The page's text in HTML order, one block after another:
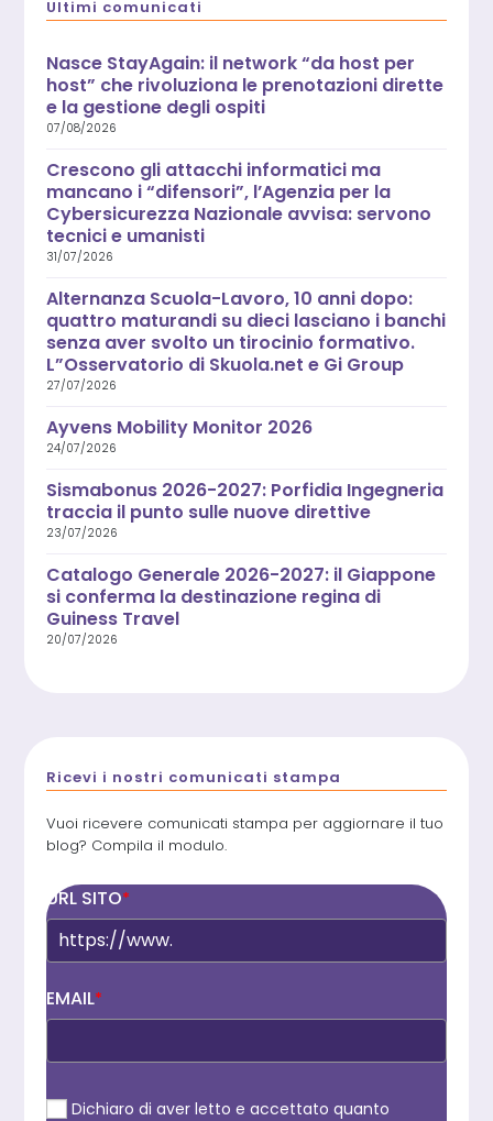
Ultimi comunicati
Nasce StayAgain: il network “da host per
host” che rivoluziona le prenotazioni dirette
e la gestione degli ospiti
07/08/2026
Crescono gli attacchi informatici ma
mancano i “difensori”, l’Agenzia per la
Cybersicurezza Nazionale avvisa: servono
tecnici e umanisti
31/07/2026
Alternanza Scuola-Lavoro, 10 anni dopo:
quattro maturandi su dieci lasciano i banchi
senza aver svolto un tirocinio formativo.
L”Osservatorio di Skuola.net e Gi Group
27/07/2026
Ayvens Mobility Monitor 2026
24/07/2026
Sismabonus 2026-2027: Porfidia Ingegneria
traccia il punto sulle nuove direttive
23/07/2026
Catalogo Generale 2026-2027: il Giappone
si conferma la destinazione regina di
Guiness Travel
20/07/2026
Ricevi i nostri comunicati stampa
Vuoi ricevere comunicati stampa per aggiornare il tuo
blog? Compila il modulo.
URL SITO*
EMAIL*
Dichiaro di aver letto e accettato quanto